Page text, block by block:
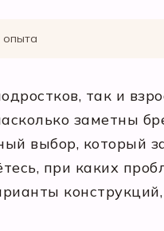
опыта
так и
заметны
выбор, который
при каких